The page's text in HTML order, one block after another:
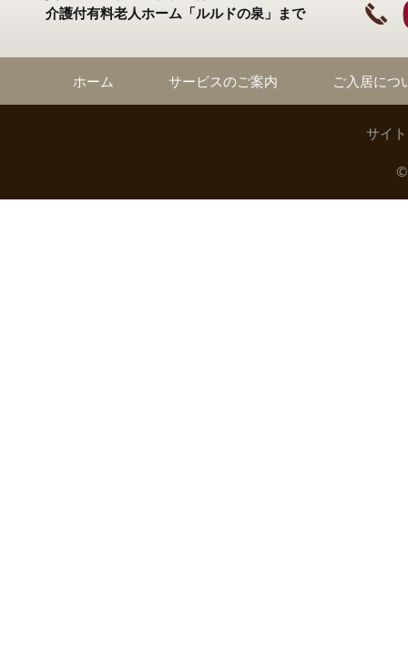
介護付有料老人ホーム「ルルドの泉」まで
ホーム サービスのご案内 ご入居につ
サイ
©